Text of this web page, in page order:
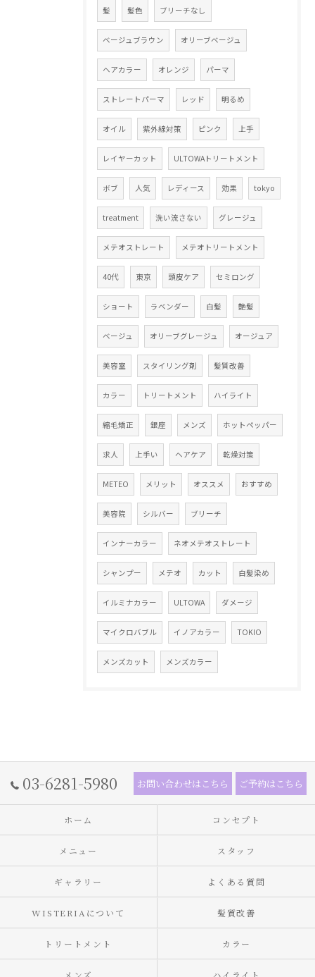
髪 髪色 ブリーチなし
ベージュブラウン オリーブベージュ
ヘアカラー オレンジ パーマ
ストレートパーマ レッド 明るめ
オイル 紫外線対策 ピンク 上手
レイヤーカット ULTOWAトリートメント
ボブ 人気 レディース 効果 tokyo
treatment 洗い流さない グレージュ
メテオストレート メテオトリートメント
40代 東京 頭皮ケア セミロング
ショート ラベンダー 白髪 艶髪
ベージュ オリーブグレージュ オージュア
美容室 スタイリング剤 髪質改善
カラー トリートメント ハイライト
縮毛矯正 銀座 メンズ ホットペッパー
求人 上手い ヘアケア 乾燥対策
METEO メリット オススメ おすすめ
美容院 シルバー ブリーチ
インナーカラー ネオメテオストレート
シャンプー メテオ カット 白髪染め
イルミナカラー ULTOWA ダメージ
マイクロバブル イノアカラー TOKIO
メンズカット メンズカラー
03-6281-5980 お問い合わせはこちら ご予約はこちら
ホーム コンセプト
メニュー スタッフ
ギャラリー よくある質問
WISTERIAについて 髪質改善
トリートメント カラー
メンズ ハイライト